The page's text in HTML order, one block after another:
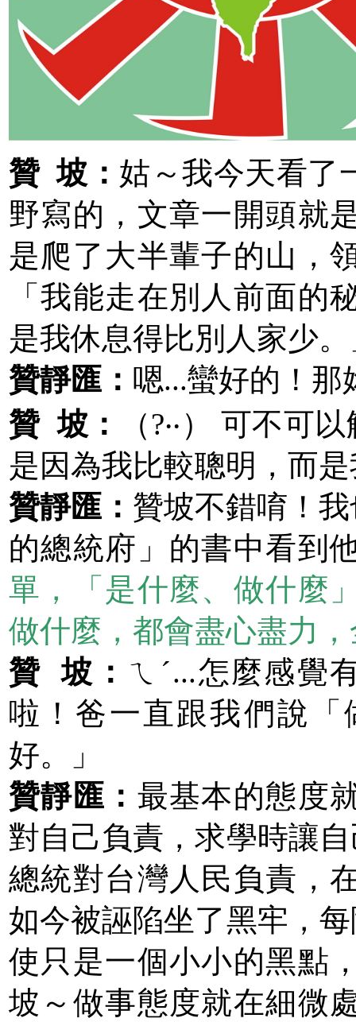
贊 坡： 姑～我今天看了
野寫的，文章一開頭就
是爬了大半輩子的山，
「我能走在別人前面的
是我休息得比別人家少
贊靜匯： 嗯...蠻好的！那
贊 坡：
（?‧‧） 可不可
是因為我比較聰明，而
贊靜匯： 贊坡不錯唷！
的總統府」的書中看到
單，「是什麼、做什麼
做什麼，都會盡心盡力
贊 坡： ㄟˊ...怎麼感覺
啦！爸一直跟我們說
好。」
贊靜匯： 最基本的態度
對自己負責，求學時讓
總統對台灣人民負責，
如今被誣陷坐了黑牢，
使只是一個小小的黑點
坡～做事態度就在細微